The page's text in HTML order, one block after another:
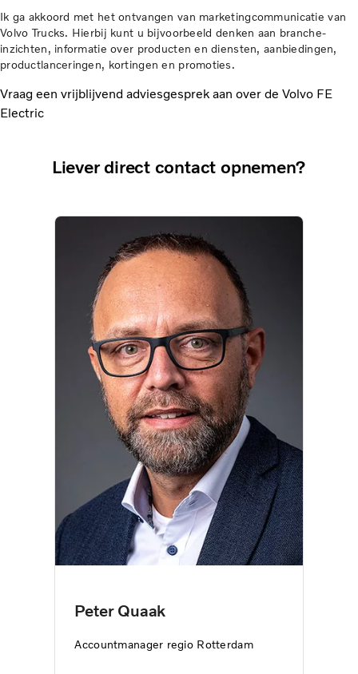
Ik ga akkoord met het ontvangen van marketingcommunicatie van
Volvo Trucks. Hierbij kunt u bijvoorbeeld denken aan branche-
inzichten, informatie over producten en diensten, aanbiedingen,
productlanceringen, kortingen en promoties.
Vraag een vrijblijvend adviesgesprek aan over de Volvo FE
Electric
Liever direct contact opnemen?
Peter Quaak
Accountmanager regio Rotterdam